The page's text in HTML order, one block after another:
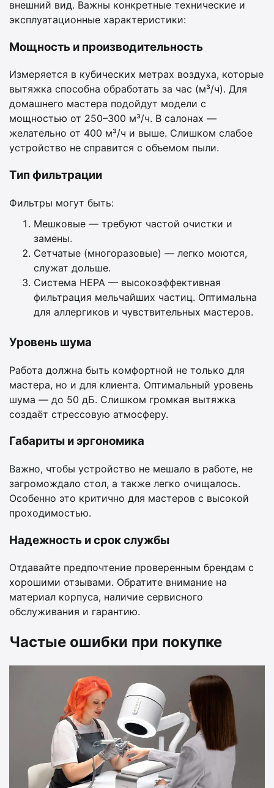
внешний вид. Важны конкретные технические и
эксплуатационные характеристики:
Мощность и производительность
Измеряется в кубических метрах воздуха, которые
вытяжка способна обработать за час (м³/ч). Для
домашнего мастера подойдут модели с
мощностью от 250–300 м³/ч. В салонах —
желательно от 400 м³/ч и выше. Слишком слабое
устройство не справится с объемом пыли.
Тип фильтрации
Фильтры могут быть:
Мешковые — требуют частой очистки и
замены.
Сетчатые (многоразовые) — легко моются,
служат дольше.
Система HEPA — высокоэффективная
фильтрация мельчайших частиц. Оптимальна
для аллергиков и чувствительных мастеров.
Уровень шума
Работа должна быть комфортной не только для
мастера, но и для клиента. Оптимальный уровень
шума — до 50 дБ. Слишком громкая вытяжка
создаёт стрессовую атмосферу.
Габариты и эргономика
Важно, чтобы устройство не мешало в работе, не
загромождало стол, а также легко очищалось.
Особенно это критично для мастеров с высокой
проходимостью.
Надежность и срок службы
Отдавайте предпочтение проверенным брендам с
хорошими отзывами. Обратите внимание на
материал корпуса, наличие сервисного
обслуживания и гарантию.
Частые ошибки при покупке